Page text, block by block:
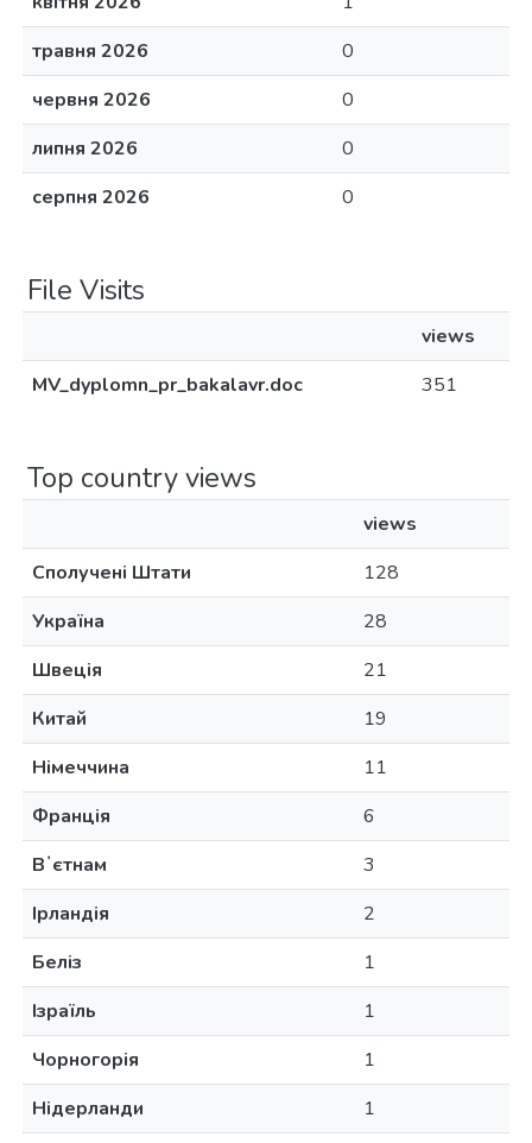
травня 2026
0
червня 2026
0
липня 2026
0
серпня 2026
0
File Visits
views
MV_dyplomn_pr_bakalavr.doc
351
Top country views
views
Сполучені Штати
128
Україна
28
Швеція
21
Китай
19
Німеччина
11
Франція
6
Вʼєтнам
3
Ірландія
2
Беліз
1
Ізраїль
1
Чорногорія
1
Нідерланди
1